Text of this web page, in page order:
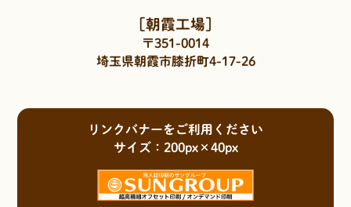
［朝霞工場］
〒351-0014
埼玉県朝霞市膝折町4-17-26
リンクバナーをご利用ください
サイズ：200px×40px